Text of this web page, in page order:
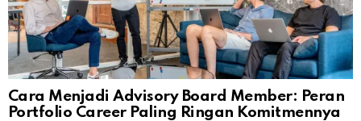
Cara Menjadi Advisory Board Member: Peran
Portfolio Career Paling Ringan Komitmennya